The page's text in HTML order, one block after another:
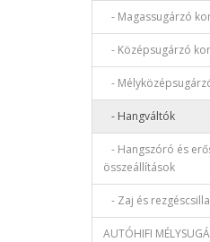
- Magassugárzó
- Középsugárzó
-
- Hangváltók
- Hangszóró és
összeállítások
- Zaj és
AUTÓHIFI